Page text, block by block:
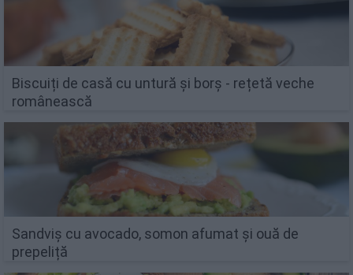
Biscuiți de casă cu untură și borș - rețetă veche
românească
Sandviș cu avocado, somon afumat și ouă de
prepeliță